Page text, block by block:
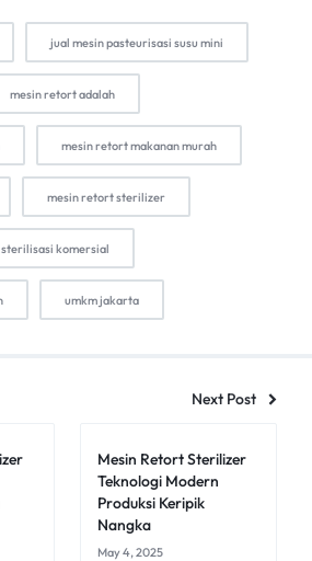
jual mesin pasteurisasi susu mini
mesin retort adalah
mesin retort makanan murah
mesin retort sterilizer
sterilisasi komersial
umkm jakarta
Next Post
Mesin Retort Sterilizer
Teknologi Modern
Produksi Keripik
Nangka
May 4, 2025